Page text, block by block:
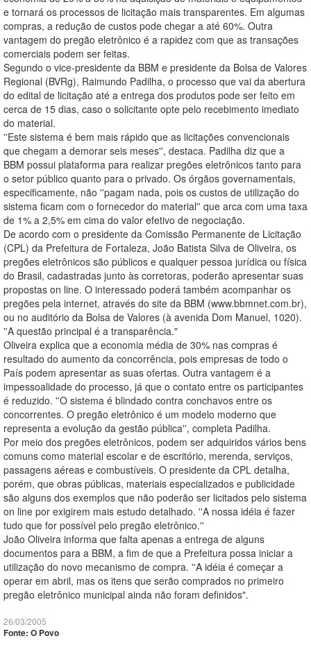
e tornará os processos de licitação mais transparentes. Em algumas
compras, a redução de custos pode chegar a até 60%. Outra
vantagem do pregão eletrônico é a rapidez com que as transações
comerciais podem ser feitas.
Segundo o vice-presidente da BBM e presidente da Bolsa de Valores
Regional (BVRg), Raimundo Padilha, o processo que vai da abertura
do edital de licitação até a entrega dos produtos pode ser feito em
cerca de 15 dias, caso o solicitante opte pelo recebimento imediato
do material.
''Este sistema é bem mais rápido que as licitações convencionais
que chegam a demorar seis meses'', destaca. Padilha diz que a
BBM possui plataforma para realizar pregões eletrônicos tanto para
o setor público quanto para o privado. Os órgãos governamentais,
especificamente, não ''pagam nada, pois os custos de utilização do
sistema ficam com o fornecedor do material'' que arca com uma taxa
de 1% a 2,5% em cima do valor efetivo de negociação.
De acordo com o presidente da Comissão Permanente de Licitação
(CPL) da Prefeitura de Fortaleza, João Batista Silva de Oliveira, os
pregões eletrônicos são públicos e qualquer pessoa jurídica ou física
do Brasil, cadastradas junto às corretoras, poderão apresentar suas
propostas on line. O interessado poderá também acompanhar os
pregões pela internet, através do site da BBM (www.bbmnet.com.br),
ou no auditório da Bolsa de Valores (à avenida Dom Manuel, 1020).
''A questão principal é a transparência."
Oliveira explica que a economia média de 30% nas compras é
resultado do aumento da concorrência, pois empresas de todo o
País podem apresentar as suas ofertas. Outra vantagem é a
impessoalidade do processo, já que o contato entre os participantes
é reduzido. ''O sistema é blindado contra conchavos entre os
concorrentes. O pregão eletrônico é um modelo moderno que
representa a evolução da gestão pública'', completa Padilha.
Por meio dos pregões eletrônicos, podem ser adquiridos vários bens
comuns como material escolar e de escritório, merenda, serviços,
passagens aéreas e combustíveis. O presidente da CPL detalha,
porém, que obras públicas, materiais especializados e publicidade
são alguns dos exemplos que não poderão ser licitados pelo sistema
on line por exigirem mais estudo detalhado. ''A nossa idéia é fazer
tudo que for possível pelo pregão eletrônico.''
João Oliveira informa que falta apenas a entrega de alguns
documentos para a BBM, a fim de que a Prefeitura possa iniciar a
utilização do novo mecanismo de compra. ''A idéia é começar a
operar em abril, mas os itens que serão comprados no primeiro
pregão eletrônico municipal ainda não foram definidos".
26/03/2005
Fonte: O Povo